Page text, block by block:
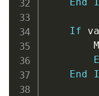
If
End